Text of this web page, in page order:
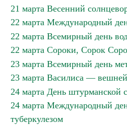
21 марта Весенний
22 марта Международный
22 марта Всемирный день
22 марта Сороки, Сорок
23 марта Всемирный день
23 марта Василиса —
24 марта День
24 марта Международный
туберкулезом